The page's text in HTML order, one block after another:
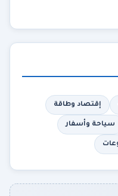
إقتصاد وطاقة
سياحة وأسفار